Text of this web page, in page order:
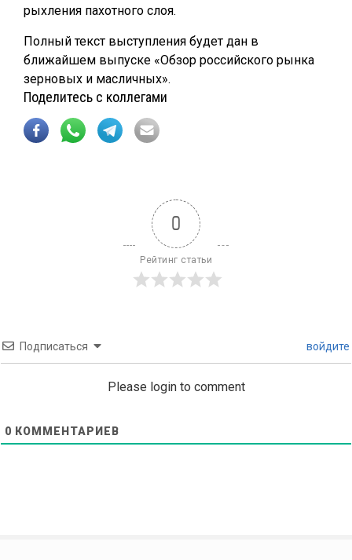
рыхления пахотного слоя.
Полный текст выступления будет дан в
ближайшем выпуске «Обзор российского рынка
зерновых и масличных».
Поделитесь с коллегами
0
Рейтинг статьи
Подписаться войдите
Please login to comment
0 КОММЕНТАРИЕВ